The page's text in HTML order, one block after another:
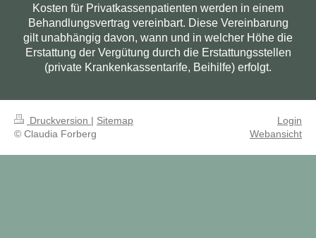
Kosten für Privatkassenpatienten werden in einem
Behandlungsvertrag vereinbart. Diese Vereinbarung
gilt unabhängig davon, wann und in welcher Höhe die
Erstattung der Vergütung durch die Erstattungsstellen
(private Krankenkassentarife, Beihilfe) erfolgt.
Druckversion | Sitemap
© Claudia Forberg
Login
Webansicht